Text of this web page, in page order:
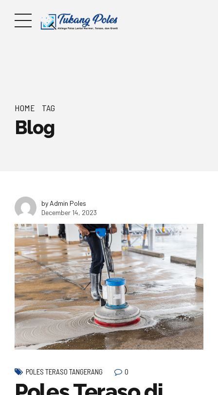
HOME TAG
Blog
by Admin Poles
December 14, 2023
POLES TERASO TANGERANG 0